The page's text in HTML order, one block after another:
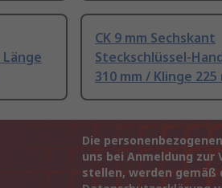
CK 9 mm Sechskant
Steckschlüssel-
310 mm / Klinge 225
Die
uns bei Anmeldung zur
stellen, werden gemäß